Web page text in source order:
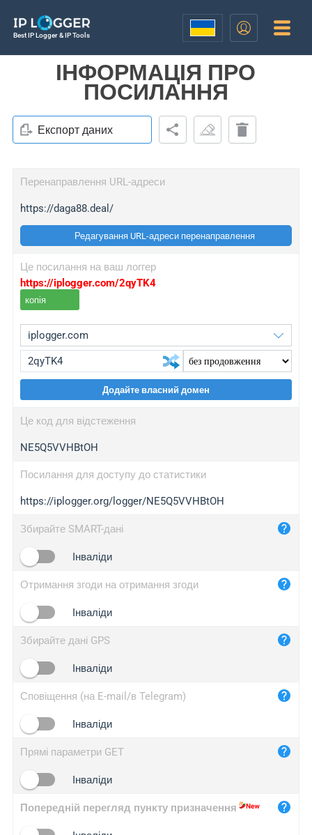
Best IP Logger & IP Tools
ІНФОРМАЦІЯ ПРО
ПОСИЛАННЯ
Експорт даних
Перенаправлення URL-адреси
https://daga88.deal/
Редагування URL-адреси перенаправлення
Це посилання на ваш логгер
https://iplogger.com/2qyTK4
копія
wl.gl
ed.tc
iplogger.com
maper.info
2no.co
yip.su
iplogger.info
Додайте власний домен
Це код для відстеження
NE5Q5VVHBtOH
Посилання для доступу до статистики
https://iplogger.org/logger/NE5Q5VVHBtOH
Збирайте SMART-дані
Інваліди
Отримання згоди на отримання згоди
Інваліди
Збирайте дані GPS
Інваліди
Сповіщення (на E-mail/в Telegram)
Інваліди
Прямі параметри GET
Інваліди
Попередній перегляд пункту призначення